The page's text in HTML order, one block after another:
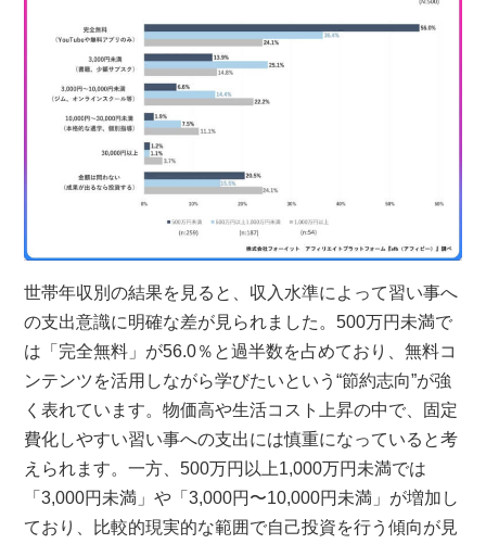
世帯年収別の結果を見ると、収入水準によって習い事へ
の支出意識に明確な差が見られました。500万円未満で
は「完全無料」が56.0％と過半数を占めており、無料コ
ンテンツを活用しながら学びたいという“節約志向”が強
く表れています。物価高や生活コスト上昇の中で、固定
費化しやすい習い事への支出には慎重になっていると考
えられます。一方、500万円以上1,000万円未満では
「3,000円未満」や「3,000円〜10,000円未満」が増加し
ており、比較的現実的な範囲で自己投資を行う傾向が見